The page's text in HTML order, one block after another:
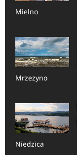
Mielno
Mrzezyno
Niedzica